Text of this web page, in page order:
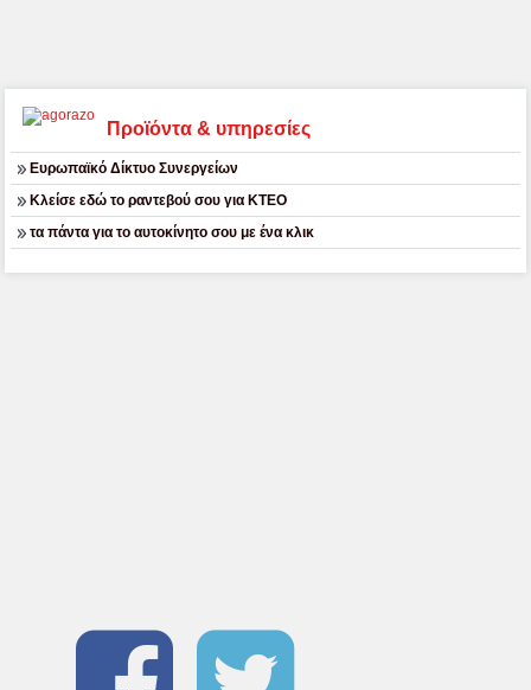
Προϊόντα & υπηρεσίες
Ευρωπαϊκό Δίκτυο Συνεργείων
Κλείσε εδώ το ραντεβού σου για ΚΤΕΟ
τα πάντα για το αυτοκίνητο σου με ένα κλικ